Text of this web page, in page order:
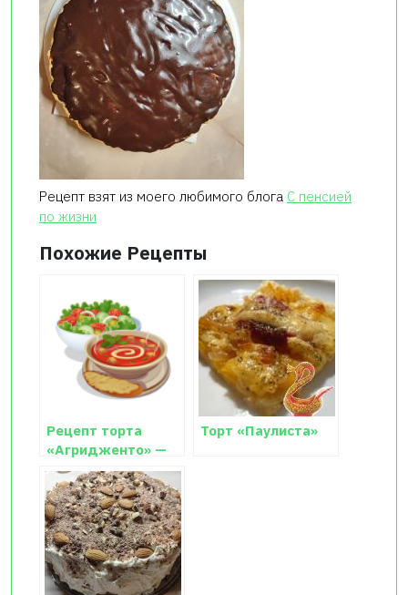
Рецепт взят из моего любимого блога С пенсией
по жизни
Похожие Рецепты
Рецепт торта
«Агридженто» —
волшебство вкуса!
Торт «Паулиста»